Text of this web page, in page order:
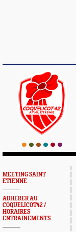
MEETING SAINT
ETIENNE
ADHERER AU
COQUELICOT42 /
HORAIRES
ENTRAINEMENTS